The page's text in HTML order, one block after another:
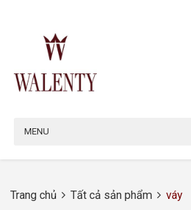
MENU
Trang chủ Tất cả sản phẩm váy